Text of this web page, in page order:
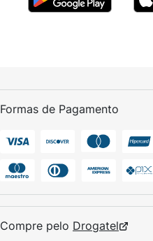
Formas de Pagamento
Compre pelo Drogatel